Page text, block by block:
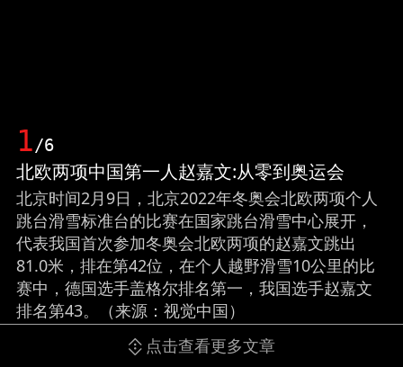
1/6
北欧两项中国第一人赵嘉文:从零到奥运会
北京时间2月9日，北京2022年冬奥会北欧两项个人
跳台滑雪标准台的比赛在国家跳台滑雪中心展开，
代表我国首次参加冬奥会北欧两项的赵嘉文跳出
81.0米，排在第42位，在个人越野滑雪10公里的比
赛中，德国选手盖格尔排名第一，我国选手赵嘉文
排名第43。（来源：视觉中国）
点击查看更多文章